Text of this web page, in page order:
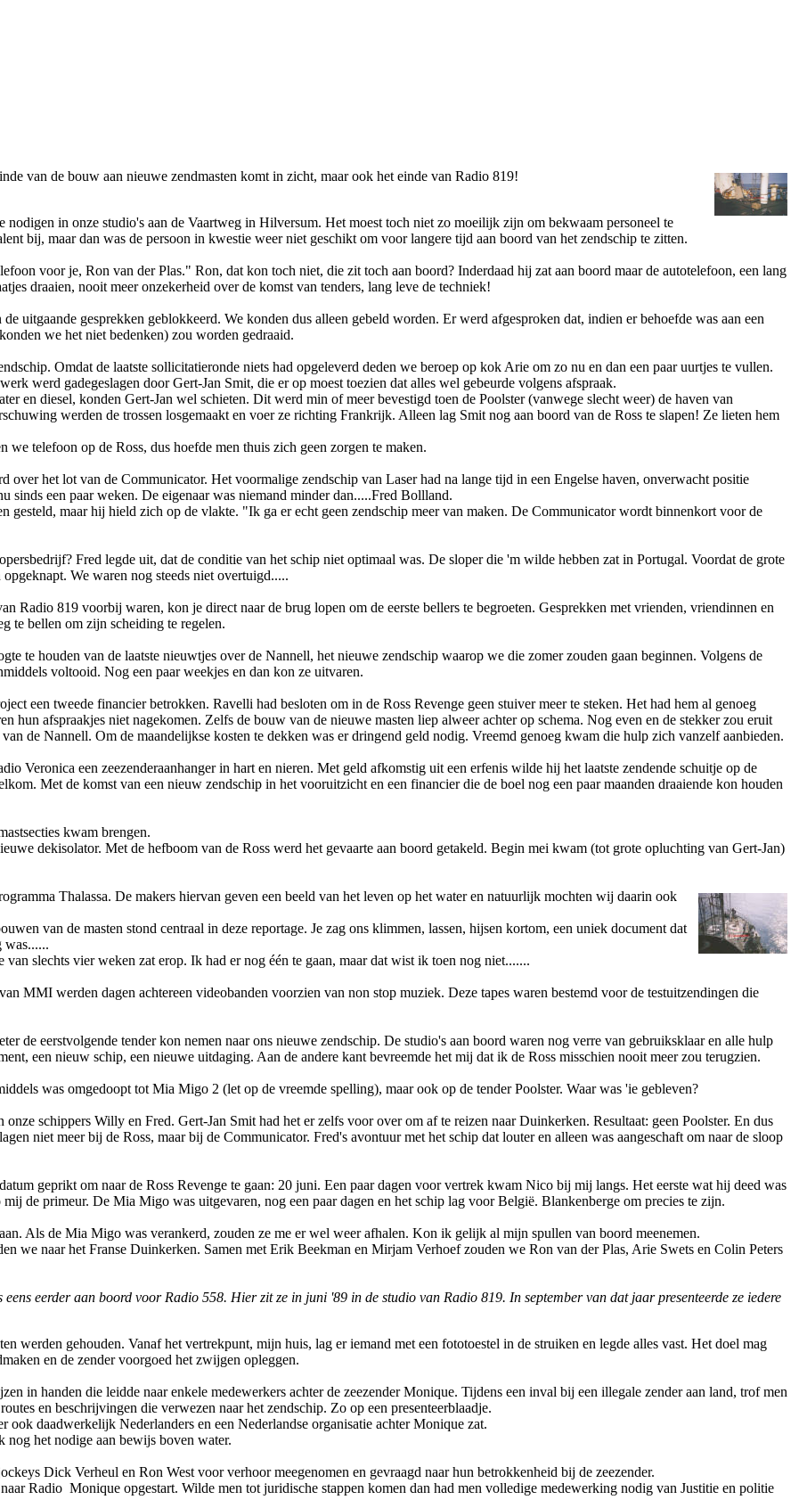
van de bouw aan nieuwe zendmasten komt in zicht, maar ook het einde van Radio 819!
nodigen in o­nze studio's aan de Vaartweg in Hilversum. Het moest toch niet zo moeilijk zijn om bekwaam personeel te
bij, maar dan was de persoon in kwestie weer niet geschikt om voor langere tijd aan boord van het zendschip te zitten.
voor je, Ron van der Plas." Ron, dat kon toch niet, die zit toch aan boord? Inderdaad hij zat aan boord maar de autotelefoon, een lang
draaien, nooit meer o­nzekerheid over de komst van tenders, lang leve de techniek!
uitgaande gesprekken geblokkeerd. We konden dus alleen gebeld worden. Er werd afgesproken dat, indien er behoefde was aan een
we het niet bedenken) zou worden gedraaid.
Omdat de laatste sollicitatieronde niets had opgeleverd deden we beroep op kok Arie om zo nu en dan een paar uurtjes te vullen.
werd gadegeslagen door Gert-Jan Smit, die er op moest toezien dat alles wel gebeurde volgens afspraak.
en diesel, konden Gert-Jan wel schieten. Dit werd min of meer bevestigd toen de Poolster (vanwege slecht weer) de haven van
werden de trossen losgemaakt en voer ze richting Frankrijk. Alleen lag Smit nog aan boord van de Ross te slapen! Ze lieten hem
telefoon op de Ross, dus hoefde men thuis zich geen zorgen te maken.
over het lot van de Communicator. Het voormalige zendschip van Laser had na lange tijd in een Engelse haven, o­nverwacht positie
sinds een paar weken. De eigenaar was niemand minder dan.....Fred Bollland.
gesteld, maar hij hield zich op de vlakte. "Ik ga er echt geen zendschip meer van maken. De Communicator wordt binnenkort voor de
Fred legde uit, dat de conditie van het schip niet optimaal was. De sloper die 'm wilde hebben zat in Portugal. Voordat de grote
We waren nog steeds niet overtuigd.....
Radio 819 voorbij waren, kon je direct naar de brug lopen om de eerste bellers te begroeten. Gesprekken met vrienden, vriendinnen en
te bellen om zijn scheiding te regelen.
te houden van de laatste nieuwtjes over de Nannell, het nieuwe zendschip waarop we die zomer zouden gaan beginnen. Volgens de
voltooid. Nog een paar weekjes en dan kon ze uitvaren.
een tweede financier betrokken. Ravelli had besloten om in de Ross Revenge geen stuiver meer te steken. Het had hem al genoeg
hun afspraakjes niet nagekomen. Zelfs de bouw van de nieuwe masten liep alweer achter op schema. Nog even en de stekker zou eruit
de Nannell. Om de maandelijkse kosten te dekken was er dringend geld nodig. Vreemd genoeg kwam die hulp zich vanzelf aanbieden.
Veronica een zeezenderaanhanger in hart en nieren. Met geld afkomstig uit een erfenis wilde hij het laatste zendende schuitje op de
Met de komst van een nieuw zendschip in het vooruitzicht en een financier die de boel nog een paar maanden draaiende kon houden
kwam brengen.
dekisolator. Met de hefboom van de Ross werd het gevaarte aan boord getakeld. Begin mei kwam (tot grote opluchting van Gert-Jan)
Thalassa. De makers hiervan geven een beeld van het leven op het water en natuurlijk mochten wij daarin ook
van de masten stond centraal in deze reportage. Je zag o­ns klimmen, lassen, hijsen kortom, een uniek document dat
was......
slechts vier weken zat erop. Ik had er nog één te gaan, maar dat wist ik toen nog niet.......
MMI werden dagen achtereen videobanden voorzien van non stop muziek. Deze tapes waren bestemd voor de testuitzendingen die
de eerstvolgende tender kon nemen naar o­ns nieuwe zendschip. De studio's aan boord waren nog verre van gebruiksklaar en alle hulp
een nieuw schip, een nieuwe uitdaging. Aan de andere kant bevreemde het mij dat ik de Ross misschien nooit meer zou terugzien.
was omgedoopt tot Mia Migo 2 (let op de vreemde spelling), maar ook op de tender Poolster. Waar was 'ie gebleven?
schippers Willy en Fred. Gert-Jan Smit had het er zelfs voor over om af te reizen naar Duinkerken. Resultaat: geen Poolster. En dus
niet meer bij de Ross, maar bij de Communicator. Fred's avontuur met het schip dat louter en alleen was aangeschaft om naar de sloop
geprikt om naar de Ross Revenge te gaan: 20 juni. Een paar dagen voor vertrek kwam Nico bij mij langs. Het eerste wat hij deed was
de primeur. De Mia Migo was uitgevaren, nog een paar dagen en het schip lag voor België. Blankenberge om precies te zijn.
Als de Mia Migo was verankerd, zouden ze me er wel weer afhalen. Kon ik gelijk al mijn spullen van boord meenemen.
we naar het Franse Duinkerken. Samen met Erik Beekman en Mirjam Verhoef zouden we Ron van der Plas, Arie Swets en Colin Peters
eerder aan boord voor Radio 558. Hier zit ze in juni '89 in de studio van Radio 819. In september van dat jaar presenteerde ze iedere
werden gehouden. Vanaf het vertrekpunt, mijn huis, lag er iemand met een fototoestel in de struiken en legde alles vast. Het doel mag
en de zender voorgoed het zwijgen opleggen.
in handen die leidde naar enkele medewerkers achter de zeezender Monique. Tijdens een inval bij een illegale zender aan land, trof men
en beschrijvingen die verwezen naar het zendschip. Zo op een presenteerblaadje.
ook daadwerkelijk Nederlanders en een Nederlandse organisatie achter Monique zat.
het nodige aan bewijs boven water.
Dick Verheul en Ron West voor verhoor meegenomen en gevraagd naar hun betrokkenheid bij de zeezender.
Radio Monique opgestart. Wilde men tot juridische stappen komen dan had men volledige medewerking nodig van Justitie en politie